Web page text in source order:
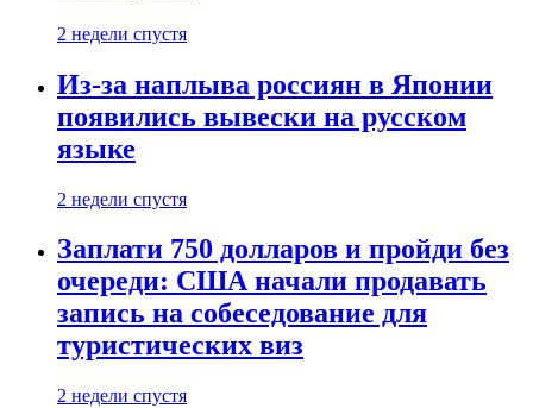
2 недели спустя
Из-за наплыва россиян в Японии
появились вывески на русском
языке
2 недели спустя
Заплати 750 долларов и пройди без
очереди: США начали продавать
запись на собеседование для
туристических виз
2 недели спустя